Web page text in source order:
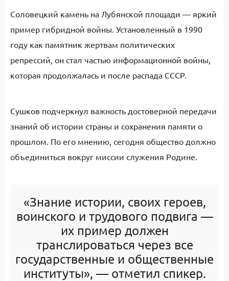
Соловецкий камень на Лубянской площади — яркий
пример гибридной войны. Установленный в 1990
году как памятник жертвам политических
репрессий, он стал частью информационной войны,
которая продолжалась и после распада СССР.
Сушков подчеркнул важность достоверной передачи
знаний об истории страны и сохранения памяти о
прошлом. По его мнению, сегодня общество должно
объединиться вокруг миссии служения Родине.
«Знание истории, своих героев,
воинского и трудового подвига —
их пример должен
транслироваться через все
государственные и общественные
институты», — отметил спикер.